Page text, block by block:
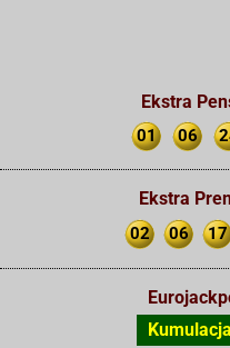
Ekstra
01 06
Ekstra
02 06 17